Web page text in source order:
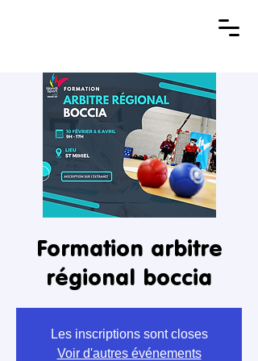
Formation arbitre
régional boccia
Les inscriptions sont closes
Voir d'autres événements